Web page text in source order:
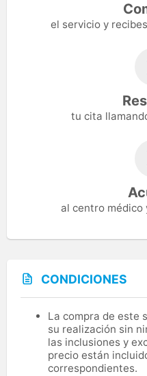
el servicio y
tu cita
al centro médico
CONDICIONES
La compra de este
su realización sin
las inclusiones y
precio están
correspondientes.